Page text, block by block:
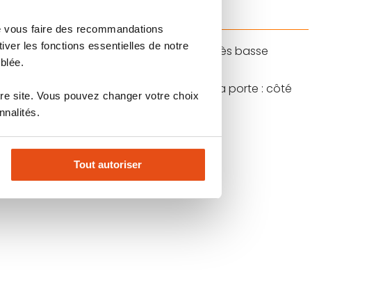
faire des recommandations
les fonctions essentielles de notre
site. Vous pouvez changer votre choix
Tout autoriser
du monde montée sur une porte de très basse
de votre logement soient aussi sûrs.
sur toutes les parties sensibles de la porte : côté